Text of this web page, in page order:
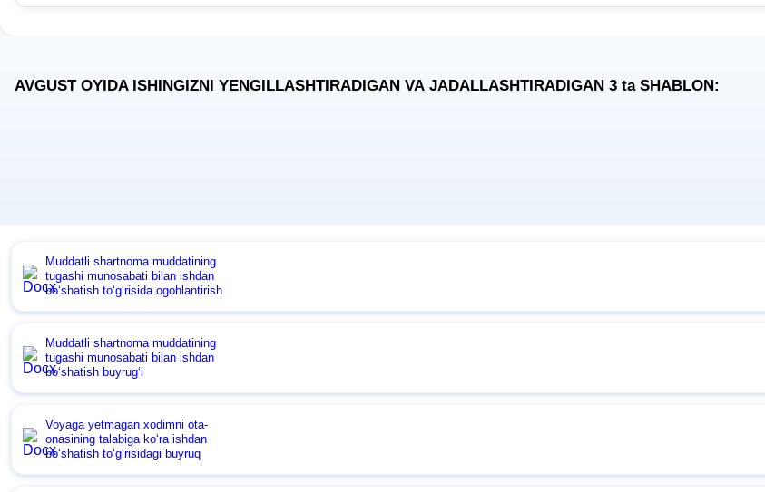
AVGUST OYIDA ISHINGIZNI YENGILLASHTIRADIGAN VA JADALLASHTIRADIGAN 3 taSHABLON:
Muddatli shartnoma muddatining
tugashi munosabati bilan ishdan
boʻshatish toʻgʻrisida ogohlantirish
Muddatli shartnoma muddatining
tugashi munosabati bilan ishdan
boʻshatish buyrugʻi
Voyaga yetmagan хodimni ota-
onasining talabiga koʻra ishdan
boʻshatish toʻgʻrisidagi buyruq